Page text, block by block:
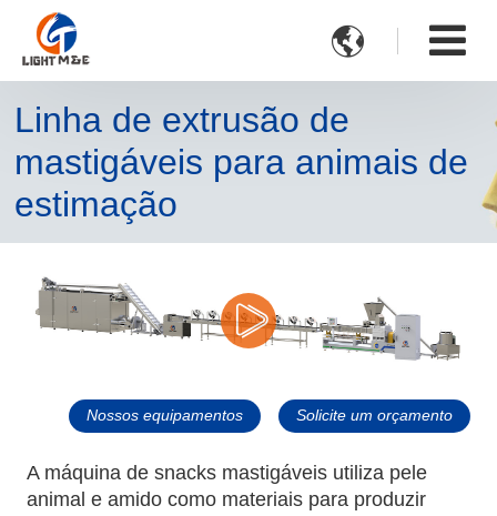

Linha de extrusão de
mastigáveis para animais de
estimação
Solicite um orçamento
Nossos equipamentos
A máquina de snacks mastigáveis utiliza pele
animal e amido como materiais para produzir